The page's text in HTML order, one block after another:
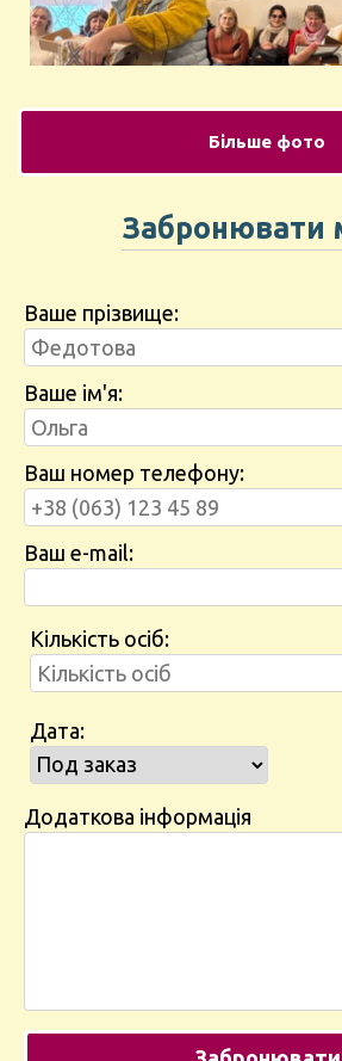
Більше фото
Забронювати
Ваше прізвище:
Ваше ім'я:
Ваш номер телефону:
Ваш e-mail:
Кількість осіб:
Дата:
Додаткова інформація